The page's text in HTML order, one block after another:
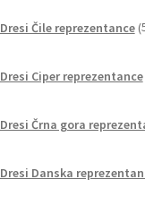
Dresi Čile reprezentance
Dresi Ciper reprezentance
Dresi Črna gora
Dresi Danska